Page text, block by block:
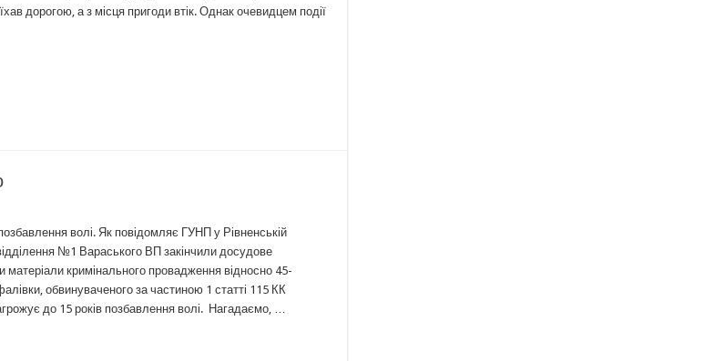
дорогою, а з місця пригоди втік. Однак очевидцем події
волі. Як повідомляє ГУНП у Рівненській
№1 Вараського ВП закінчили досудове
матеріали кримінального провадження відносно 45-
обвинуваченого за частиною 1 статті 115 КК
до 15 років позбавлення волі. Нагадаємо, …